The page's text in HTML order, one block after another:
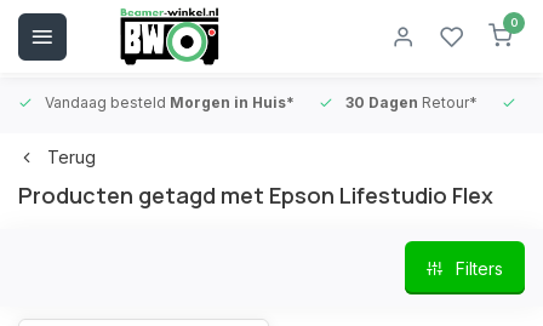
0
Vandaag besteld Morgen in Huis* 30 Dagen Retour*
Terug
Producten getagd met Epson Lifestudio Flex
Filters